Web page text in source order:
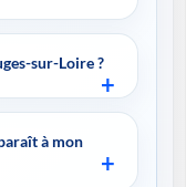
sur-Loire ?
à mon